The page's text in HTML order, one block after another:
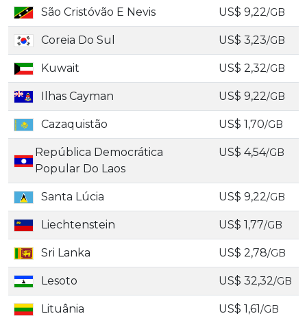
São Cristóvão E Nevis US$ 9,22/GB
Coreia Do Sul US$ 3,23/GB
Kuwait US$ 2,32/GB
Ilhas Cayman US$ 9,22/GB
Cazaquistão US$ 1,70/GB
República Democrática
Popular Do Laos
US$ 4,54/GB
Santa Lúcia US$ 9,22/GB
Liechtenstein US$ 1,77/GB
Sri Lanka US$ 2,78/GB
Lesoto US$ 32,32/GB
Lituânia US$ 1,61/GB